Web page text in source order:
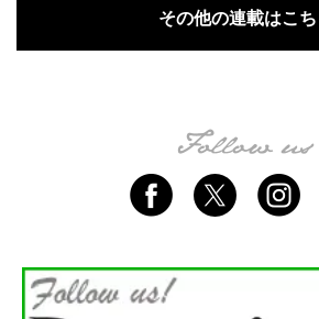
その他の連載はこち